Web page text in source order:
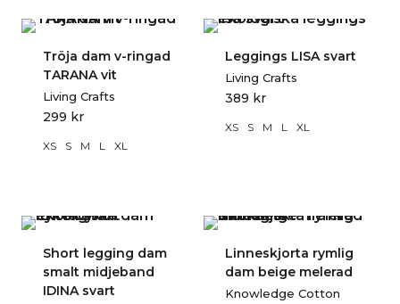
Tröja dam v-ringad
TARANA vit
Living Crafts
299 kr
XS S M L XL
Leggings LISA svart
Living Crafts
389 kr
XS S M L XL
Short legging dam
smalt midjeband
IDINA svart
Linneskjorta rymlig
dam beige melerad
Knowledge Cotton